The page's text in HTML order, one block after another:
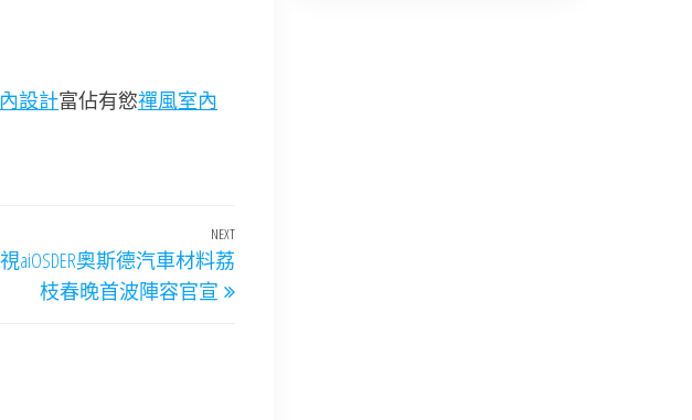
設計富佔有慾禪風室內
Next
Post
NEXT
aiOSDER奧斯德汽車材料荔
枝春晚首波陣容官宣